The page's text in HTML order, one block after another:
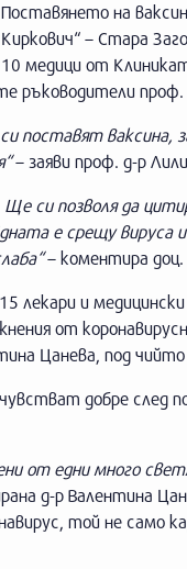
Поставянето на
Киркович“ – Стара
10 медици от
ръководители
поставят
– заяви проф. д-р
си позволя да
е срещу
– коментира доц.
лекари и
от
Цанева, под
добре
от едни много
д-р Валентина
той не само